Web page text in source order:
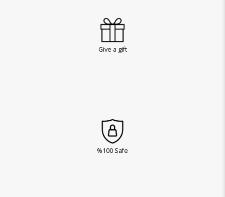
Give a gift
%100 Safe